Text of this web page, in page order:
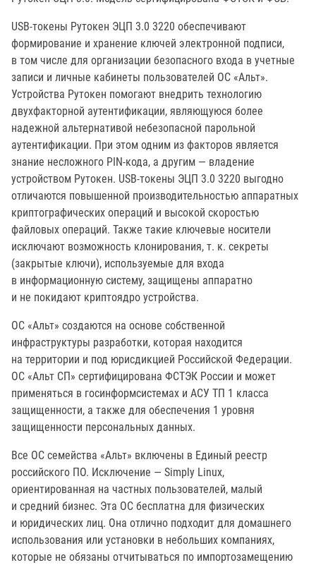
USB-токены Рутокен ЭЦП 3.0 3220 обеспечивают
формирование и хранение ключей электронной подписи,
в том числе для организации безопасного входа в учетные
записи и личные кабинеты пользователей ОС «Альт».
Устройства Рутокен помогают внедрить технологию
двухфакторной аутентификации, являющуюся более
надежной альтернативой небезопасной парольной
аутентификации. При этом одним из факторов является
знание несложного PIN-кода, а другим — владение
устройством Рутокен. USB-токены ЭЦП 3.0 3220 выгодно
отличаются повышенной производительностью аппаратных
криптографических операций и высокой скоростью
файловых операций. Также такие ключевые носители
исключают возможность клонирования, т. к. секреты
(закрытые ключи), используемые для входа
в информационную систему, защищены аппаратно
и не покидают криптоядро устройства.
ОС «Альт» создаются на основе собственной
инфраструктуры разработки, которая находится
на территории и под юрисдикцией Российской Федерации.
ОС «Альт СП» сертифицирована ФСТЭК России и может
применяться в госинформсистемах и АСУ ТП 1 класса
защищенности, а также для обеспечения 1 уровня
защищенности персональных данных.
Все ОС семейства «Альт» включены в Единый реестр
российского ПО. Исключение — Simply Linux,
ориентированная на частных пользователей, малый
и средний бизнес. Эта ОС бесплатна для физических
и юридических лиц. Она отлично подходит для домашнего
использования или установки в небольших компаниях,
которые не обязаны отчитываться по импортозамещению